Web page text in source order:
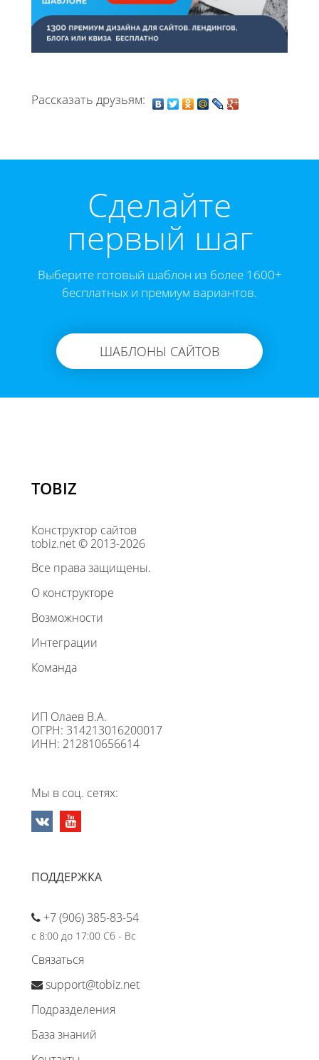
Рассказать друзьям:
Cделайте
первый шаг
Выберите готовый шаблон из более 1600+
бесплатных и премиум вариантов.
ШАБЛОНЫ САЙТОВ
TOBIZ
Конструктор сайтов
tobiz.net © 2013-2026
Все права защищены.
О конструкторе
Возможности
Интеграции
Команда
ИП Олаев В.А.
ОГРН: 314213016200017
ИНН: 212810656614
Мы в соц. сетях:
ПОДДЕРЖКА
+7 (906) 385-83-54
с 8:00 до 17:00 Сб - Вс
Связаться
support@tobiz.net
Подразделения
База знаний